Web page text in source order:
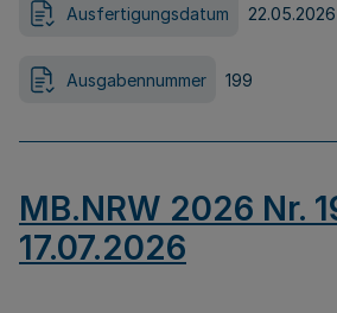
Ausfertigungsdatum 22.05.2026
Ausgabennummer 199
MB.NRW 2026 Nr.
17.07.2026